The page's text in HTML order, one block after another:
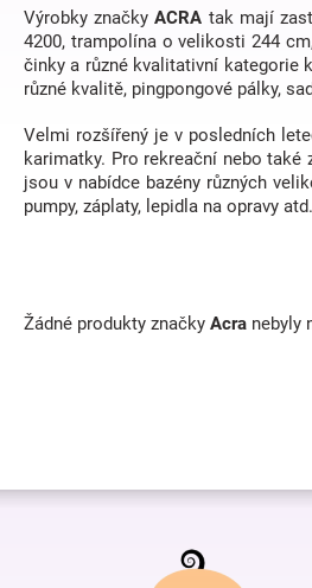
Výrobky značkyACRA tak mají
4200, trampolína o velikosti 244
činky a různé kvalitativní kategorie
různé kvalitě, pingpongové pálky,
Velmi rozšířený je v posledních
karimatky. Pro rekreační nebo
jsou v nabídce bazény různých
pumpy, záplaty, lepidla na opravy
Žádné produkty značky Acra nebyly
Z